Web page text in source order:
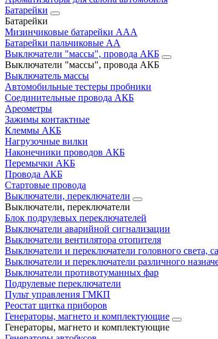
Батарейки
Батарейки
Мизинчиковые батарейки AAA
Батарейки пальчиковые АА
Выключатели "массы", провода АКБ
Выключатели "массы", провода АКБ
Выключатель массы
Автомобильные тестеры пробники
Соединительные провода АКБ
Ареометры
Зажимы контактные
Клеммы АКБ
Нагрузочные вилки
Наконечники проводов АКБ
Перемычки АКБ
Провода АКБ
Стартовые провода
Выключатели, переключатели
Выключатели, переключатели
Блок подрулевых переключателей
Выключатели аварийной сигнализации
Выключатели вентилятора отопителя
Выключатели и переключатели головного света,
Выключатели и переключатели различного
Выключатели противотуманных фар
Подрулевые переключатели
Пульт управления ГМКП
Реостат щитка приборов
Генераторы, магнето и комплектующие
Генераторы, магнето и комплектующие